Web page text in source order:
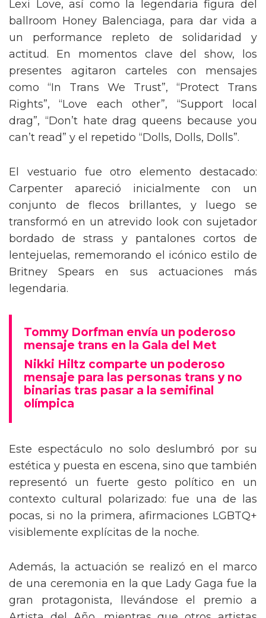
Lexi Love, así como la legendaria figura del
ballroom Honey Balenciaga, para dar vida a
un performance repleto de solidaridad y
actitud. En momentos clave del show, los
presentes agitaron carteles con mensajes
como “In Trans We Trust”, “Protect Trans
Rights”, “Love each other”, “Support local
drag”, “Don’t hate drag queens because you
can’t read” y el repetido “Dolls, Dolls, Dolls”.
El vestuario fue otro elemento destacado:
Carpenter apareció inicialmente con un
conjunto de flecos brillantes, y luego se
transformó en un atrevido look con sujetador
bordado de strass y pantalones cortos de
lentejuelas, rememorando el icónico estilo de
Britney Spears en sus actuaciones más
legendaria.
Tommy Dorfman envía un poderoso
mensaje trans en la Gala del Met
Nikki Hiltz comparte un poderoso
mensaje para las personas trans y no
binarias tras pasar a la semifinal
olímpica
Este espectáculo no solo deslumbró por su
estética y puesta en escena, sino que también
representó un fuerte gesto político en un
contexto cultural polarizado: fue una de las
pocas, si no la primera, afirmaciones LGBTQ+
visiblemente explícitas de la noche.
Además, la actuación se realizó en el marco
de una ceremonia en la que Lady Gaga fue la
gran protagonista, llevándose el premio a